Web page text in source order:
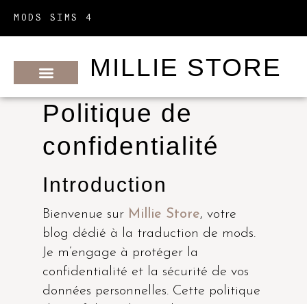
MODS SIMS 4
MILLIE STORE
Politique de
confidentialité
Introduction
Bienvenue sur Millie Store, votre
blog dédié à la traduction de mods.
Je m’engage à protéger la
confidentialité et la sécurité de vos
données personnelles. Cette politique